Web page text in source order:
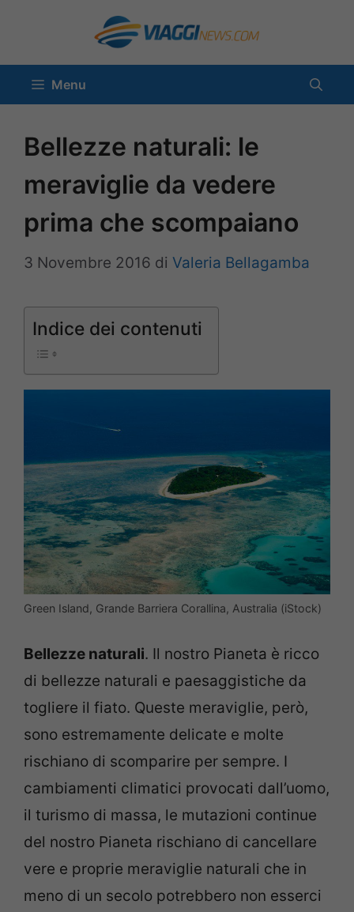
contenuto
Menu
Bellezze naturali: le
meraviglie da vedere
prima che scompaiano
3 Novembre 2016 di Valeria Bellagamba
Indice dei contenuti
Green Island, Grande Barriera Corallina, Australia (iStock)
Bellezze naturali. Il nostro Pianeta è ricco
di bellezze naturali e paesaggistiche da
togliere il fiato. Queste meraviglie, però,
sono estremamente delicate e molte
rischiano di scomparire per sempre. I
cambiamenti climatici provocati dall’uomo,
il turismo di massa, le mutazioni continue
del nostro Pianeta rischiano di cancellare
vere e proprie meraviglie naturali che in
meno di un secolo potrebbero non esserci